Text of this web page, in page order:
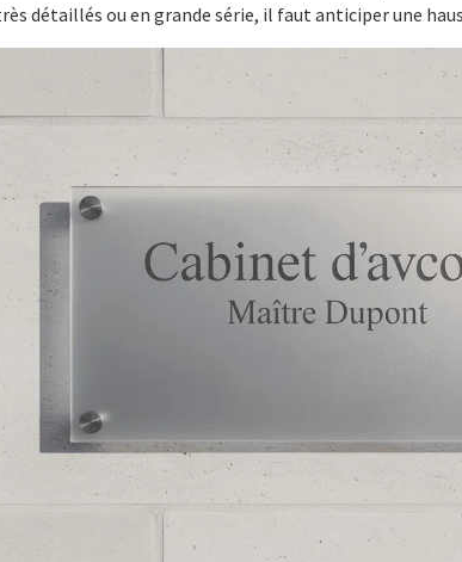
détaillés ou en grande série, il faut anticiper une